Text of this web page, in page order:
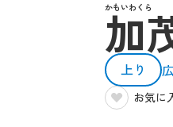
加
かもいわくら
上り
お気に